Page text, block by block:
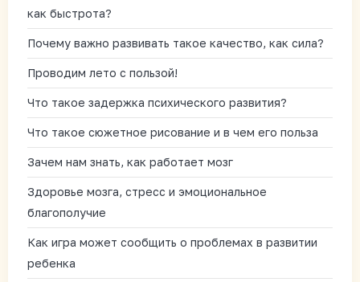
как быстрота?
Почему важно развивать такое качество, как сила?
Проводим лето с пользой!
Что такое задержка психического развития?
Что такое сюжетное рисование и в чем его польза
Зачем нам знать, как работает мозг
Здоровье мозга, стресс и эмоциональное
благополучие
Как игра может сообщить о проблемах в развитии
ребенка